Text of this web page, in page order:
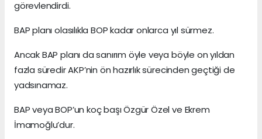
görevlendirdi.
BAP planı olasılıkla BOP kadar onlarca yıl sürmez.
Ancak BAP planı da sanırım öyle veya böyle on yıldan
fazla süredir AKP’nin ön hazırlık sürecinden geçtiği de
yadsınamaz.
BAP veya BOP’un koç başı Özgür Özel ve Ekrem
İmamoğlu’dur.